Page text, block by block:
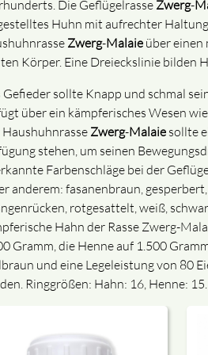
Die Geflügelrasse Zwerg-
Huhn mit aufrechter
Zwerg-Malaieüber einen
Körper. Eine Dreieckslinie bilden
Gefieder sollte Knapp und schmal
über ein kämpferisches Wesen
Haushuhnrasse Zwerg-Malaiesollte
stehen, um seinen
Farbenschläge bei der
anderem: fasanenbraun,
rotgesattelt, weiß,
Hahn der Rasse Zwerg-
Gramm, die Henne auf 1.500
und eine Legeleistung von 80
Ringgrößen: Hahn: 16, Henne: 15.